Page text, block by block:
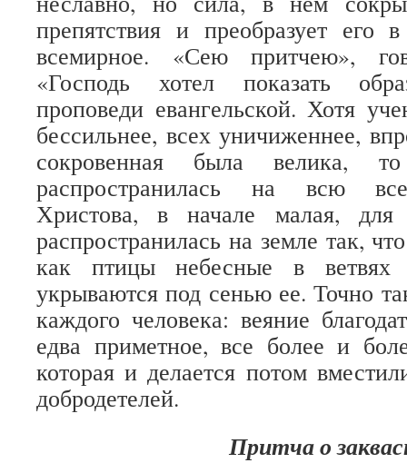
препятствия и преобразует его
всемирное. «Сею притчею»,
«Господь хотел показать
проповеди евангельской. Хотя
бессильнее, всех уничиженнее,
сокровенная была велика,
распространилась на всю
Христова, в начале малая, для
распространилась на земле так,
как птицы небесные в ветвях
укрываются под сенью ее. Точно
каждого человека: веяние
едва приметное, все более и
которая и делается потом
добродетелей.
Притча о